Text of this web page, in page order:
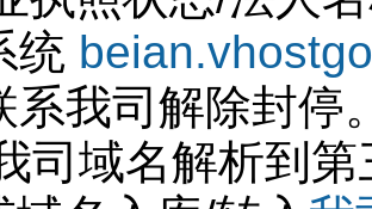
统
系我司解除封停
司域名解析到